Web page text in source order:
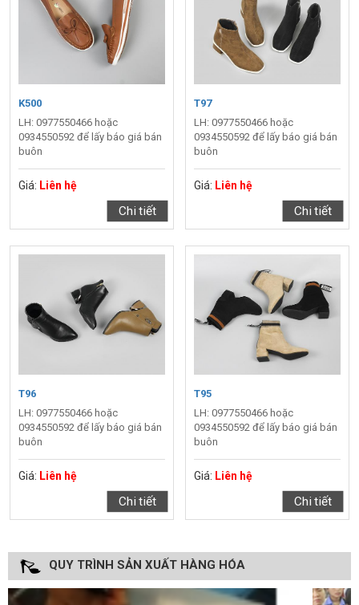
K500
LH: 0977550466 hoặc
0934550592 để lấy báo giá bán
buôn
Giá: Liên hệ
Chi tiết
T97
LH: 0977550466 hoặc
0934550592 để lấy báo giá bán
buôn
Giá: Liên hệ
Chi tiết
T96
LH: 0977550466 hoặc
0934550592 để lấy báo giá bán
buôn
Giá: Liên hệ
Chi tiết
T95
LH: 0977550466 hoặc
0934550592 để lấy báo giá bán
buôn
Giá: Liên hệ
Chi tiết
QUY TRÌNH SẢN XUẤT HÀNG HÓA